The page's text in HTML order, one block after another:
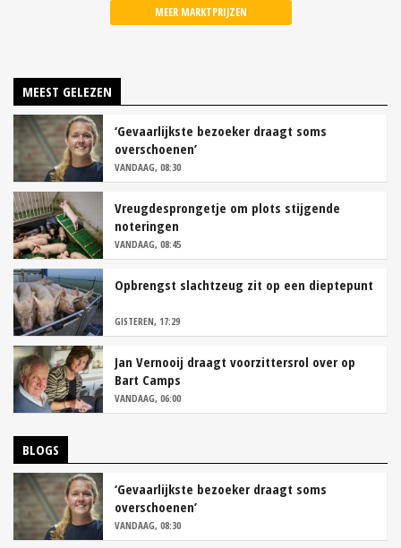
MEER MARKTPRIJZEN
MEEST GELEZEN
‘Gevaarlijkste bezoeker draagt soms
overschoenen’
VANDAAG, 08:30
Vreugdesprongetje om plots stijgende
noteringen
VANDAAG, 08:45
Opbrengst slachtzeug zit op een dieptepunt
GISTEREN, 17:29
Jan Vernooij draagt voorzittersrol over op
Bart Camps
VANDAAG, 06:00
BLOGS
‘Gevaarlijkste bezoeker draagt soms
overschoenen’
VANDAAG, 08:30